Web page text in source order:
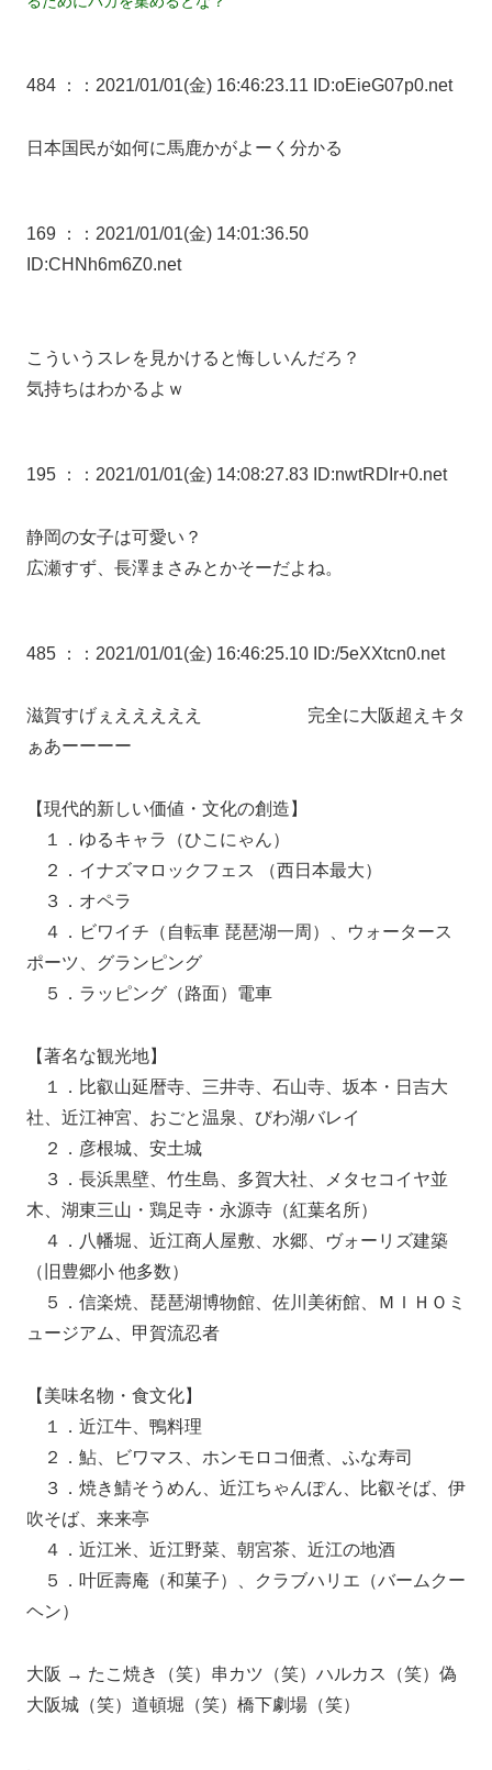
484 ： ：2021/01/01(金) 16:46:23.11 ID:oEieG07p0.net
日本国民が如何に馬鹿かがよーく分かる
169 ：
：2021/01/01(金) 14:01:36.50
ID:CHNh6m6Z0.net
こういうスレを見かけると悔しいんだろ？
気持ちはわかるよｗ
195 ： ：2021/01/01(金) 14:08:27.83 ID:nwtRDIr+0.net
静岡の女子は可愛い？
広瀬すず、長澤まさみとかそーだよね。
485 ： ：2021/01/01(金) 16:46:25.10 ID:/5eXXtcn0.net
滋賀すげぇえええええ 完全に大阪超えキタ
ぁあーーーー
【現代的新しい価値・文化の創造】
１．ゆるキャラ（ひこにゃん）
２．イナズマロックフェス （西日本最大）
３．オペラ
４．ビワイチ（自転車 琵琶湖一周）、ウォータース
ポーツ、グランピング
５．ラッピング（路面）電車
【著名な観光地】
１．比叡山延暦寺、三井寺、石山寺、坂本・日吉大
社、近江神宮、おごと温泉、びわ湖バレイ
２．彦根城、安土城
３．長浜黒壁、竹生島、多賀大社、メタセコイヤ並
木、湖東三山・鶏足寺・永源寺（紅葉名所）
４．八幡堀、近江商人屋敷、水郷、ヴォーリズ建築
（旧豊郷小 他多数）
５．信楽焼、琵琶湖博物館、佐川美術館、ＭＩＨＯミ
ュージアム、甲賀流忍者
【美味名物・食文化】
１．近江牛、鴨料理
２．鮎、ビワマス、ホンモロコ佃煮、ふな寿司
３．焼き鯖そうめん、近江ちゃんぽん、比叡そば、伊
吹そば、来来亭
４．近江米、近江野菜、朝宮茶、近江の地酒
５．叶匠壽庵（和菓子）、クラブハリエ（バームクー
ヘン）
大阪 → たこ焼き（笑）串カツ（笑）ハルカス（笑）偽
大阪城（笑）道頓堀（笑）橋下劇場（笑）